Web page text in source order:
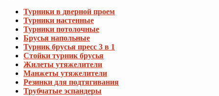
Турники в дверной проем
Турники настенные
Турники потолочные
Брусья напольные
Турник брусья пресс 3 в 1
Стойки турник брусья
Жилеты утяжелители
Манжеты утяжелители
Резинки для подтягивания
Трубчатые эспандеры